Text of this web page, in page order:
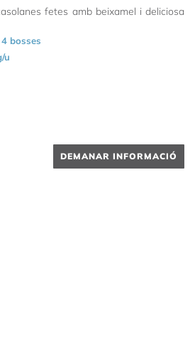
fetes amb beixamel i deliciosa
bosses
u
DEMANAR INFORMACIÓ